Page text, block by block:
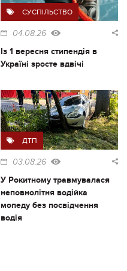
СУСПІЛЬСТВО
04.08.26
Із 1 вересня стипендія в
Україні зросте вдвічі
ДТП
03.08.26
У Рокитному травмувалася
неповнолітня водійка
мопеду без посвідчення
водія